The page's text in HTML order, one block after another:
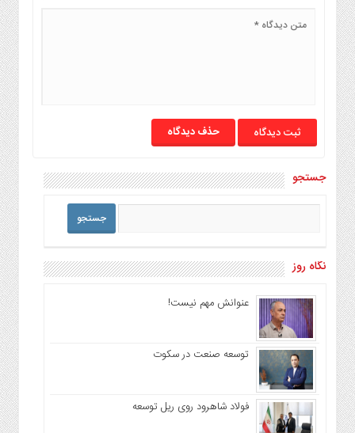
حذف دیدگاه
جستجو
نگاه روز
عنوانش مهم نیست!
توسعه صنعت در سکوت
فولاد شاهرود روی ریل توسعه